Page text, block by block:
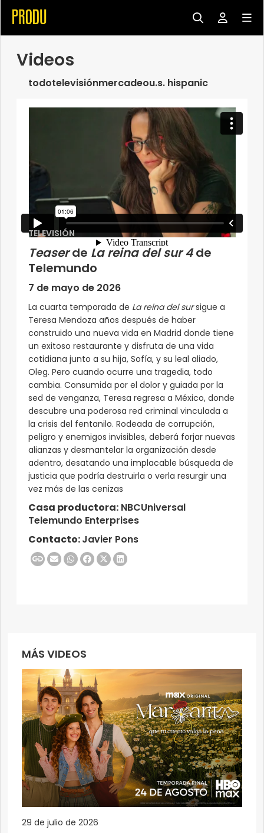
Videos
todotelevisiónmercadeou.s. hispanic
TELEVISIÓN
Teaserde La reina del sur 4de
Telemundo
7 de mayo de 2026
La cuarta temporada de La reina del sursigue a
Teresa Mendoza años después de haber
construido una nueva vida en Madrid donde tiene
un exitoso restaurante y disfruta de una vida
cotidiana junto a su hija, Sofía, y su leal aliado,
Oleg. Pero cuando ocurre una tragedia, todo
cambia. Consumida por el dolor y guiada por la
sed de venganza, Teresa regresa a México, donde
descubre una poderosa red criminal vinculada a
la crisis del fentanilo. Rodeada de corrupción,
peligro y enemigos invisibles, deberá forjar nuevas
alianzas y desmantelar la organización desde
adentro, desatando una implacable búsqueda de
justicia que podría destruirla o verla resurgir una
vez más de las cenizas
Casa productora: NBCUniversal
Telemundo Enterprises
Contacto:Javier Pons
MÁS VIDEOS
29 de julio de 2026